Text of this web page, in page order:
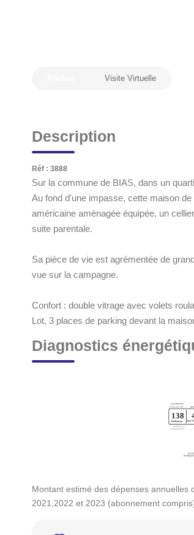
Visite Virtuelle
Description
Réf : 3888
Sur la commune de BIAS, dans un
Au fond d'une impasse, cette maison
américaine aménagée équipée, un
suite parentale.
Sa pièce de vie est agrémentée de
vue sur la campagne.
Confort : double vitrage avec volets
Lot, 3 places de parking devant la
Diagnostics
Montant estimé des dépenses
2021,2022 et 2023 (abonnement